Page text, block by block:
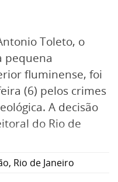
Toleto, o
pequena
fluminense, foi
(6) pelos crimes
A decisão
do Rio de
, Rio de Janeiro